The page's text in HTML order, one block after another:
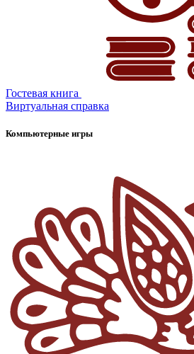
Гостевая книга
Виртуальная справка
Компьютерные игры